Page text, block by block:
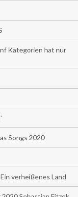
Kategorien hat nur
Songs 2020
verheißenes Land